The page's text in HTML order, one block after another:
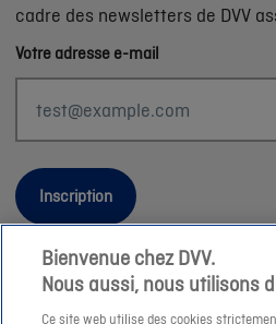
cadre des newsletters de DVV
Votre adresse e-mail
Inscription
Informations légales
Bienvenue chez DVV.
Nous aussi, nous utilisons
Ce site web utilise des cookies